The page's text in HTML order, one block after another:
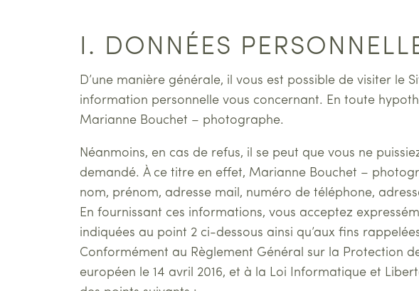
I. DONNÉES
D’une manière générale, il vous est possible de visiter
information personnelle vous concernant. En toute
Marianne Bouchet – photographe.
Néanmoins, en cas de refus, il se peut que vous ne
demandé. À ce titre en effet, Marianne Bouchet –
nom, prénom, adresse mail, numéro de téléphone,
En fournissant ces informations, vous acceptez
indiquées au point 2 ci-dessous ainsi qu’aux fins
Conformément au Règlement Général sur la Protection
européen le 14 avril 2016, et à la Loi Informatique et